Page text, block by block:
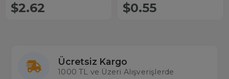
$2.62 $0.55
Ücretsiz Kargo
1000 TL ve Üzeri Alışverişlerde